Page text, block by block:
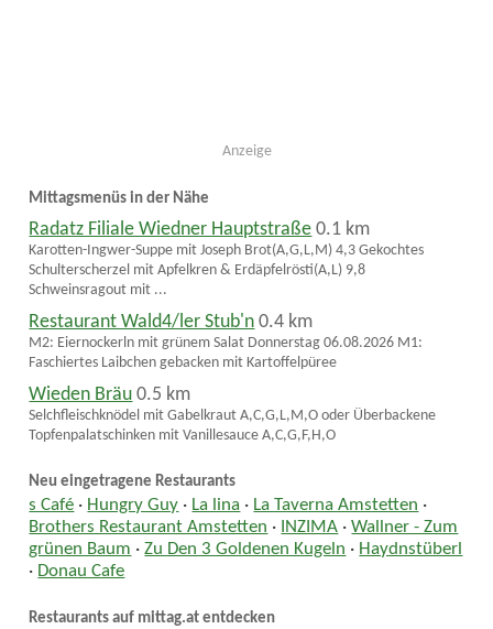
Anzeige
Mittagsmenüs in der Nähe
Radatz Filiale Wiedner Hauptstraße 0.1 km
Karotten-Ingwer-Suppe mit Joseph Brot(A,G,L,M) 4,3 Gekochtes
Schulterscherzel mit Apfelkren & Erdäpfelrösti(A,L) 9,8
Schweinsragout mit ...
Restaurant Wald4/ler Stub'n 0.4 km
M2: Eiernockerln mit grünem Salat Donnerstag 06.08.2026 M1:
Faschiertes Laibchen gebacken mit Kartoffelpüree
Wieden Bräu 0.5 km
Selchfleischknödel mit Gabelkraut A,C,G,L,M,O oder Überbackene
Topfenpalatschinken mit Vanillesauce A,C,G,F,H,O
Neu eingetragene Restaurants
s Café · Hungry Guy · La lina · La Taverna Amstetten ·
Brothers Restaurant Amstetten · INZIMA ·Wallner - Zum
grünen Baum ·Zu Den 3 Goldenen Kugeln · Haydnstüberl
· Donau Cafe
Restaurants auf mittag.at entdecken